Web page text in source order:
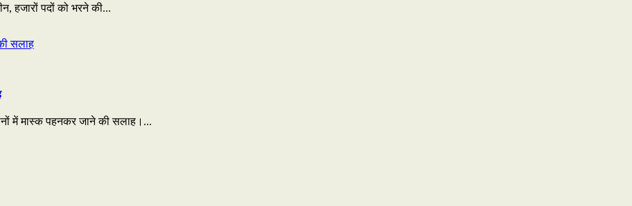
हजारों पदों को भरने की...
में मास्क पहनकर जाने की सलाह।...